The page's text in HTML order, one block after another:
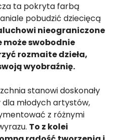
ta pokryta farbą
pobudzić dziecięcą
nieograniczone
może swobodnie
rozmaite dzieła,
wyobraźnię.
stanowi doskonały
młodych artystów,
z różnymi
To z kolei